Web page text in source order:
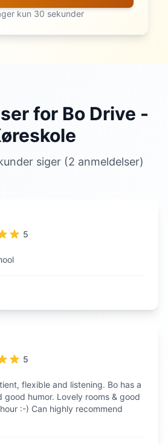
kun 30 sekunder
for Bo Drive -
siger (2 anmeldelser)
5
5
flexible and listening. Bo has a
good humor. Lovely rooms & good
:-) Can highly recommend